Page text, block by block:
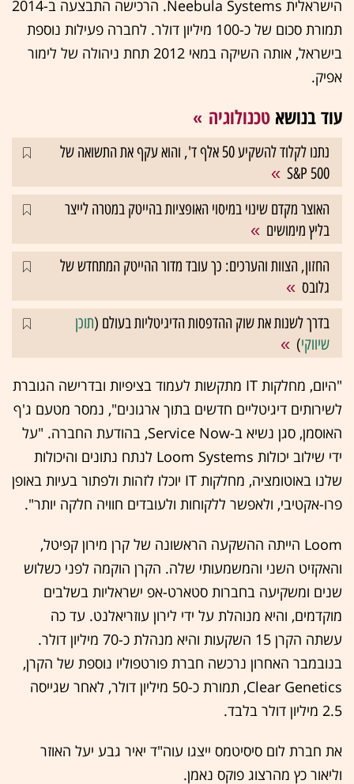
הישראלית Neebula Systems. הרכישה התבצעה ב-2014
תמורת סכום של כ-100 מיליון דולר. לחברה פעילות נוספת
בישראל, אותה השיקה במאי 2012 תחת ניהולה של לימור
אפיק.
עוד בנושא טכנולוגיה
נתנו לקלוד להשקיע 50 אלף ד', והוא עקף את התשואה של
S&P 500
האוצר מקדם שינוי במיסוי האופציות בהייטק במטרה לייצר
בליץ מימושים
החזון, הצוות והערכים: כך עובד מדור ההייטק המתחדש של
גלובס
בדרך לשנות את שוק ההדפסות הדיגיטליות בעולם (תוכן
שיווקי)
"היום, מחלקות IT מתקשות לעמוד בציפיות ובדרישה הגוברת
לשירותים דיגיטליים חדשים בתוך ארגונים", נמסר מטעם ג'ף
האוסמן, סגן נשיא ב-Service Now, בהודעת החברה. "על
ידי שילוב יכולות Loom Systems לנתח נתונים והיכולות
שלנו באוטומציה, מחלקות IT יוכלו לזהות ולפתור בעיות באופן
פרו-אקטיבי, ולאפשר ללקוחות ולעובדים חוויה חלקה יותר".
Loom הייתה ההשקעה הראשונה של קרן מירון קפיטל,
והאקזיט השני והמשמעותי שלה. הקרן הוקמה לפני כשלוש
שנים ומשקיעה בחברות סטארט-אפ ישראליות בשלבים
מוקדמים, והיא מנוהלת על ידי לירון עוזריאלנט. עד כה
עשתה הקרן 15 השקעות והיא מנהלת כ-70 מיליון דולר.
בנובמבר האחרון נרכשה חברת פורטפוליו נוספת של הקרן,
Clear Genetics, תמורת כ-50 מיליון דולר, לאחר שגייסה
2.5 מיליון דולר בלבד.
את חברת לום סיסיטמס ייצגו עוה"ד יאיר גבע יעל האוזר
וליאור כץ מהרצוג פוקס נאמן.